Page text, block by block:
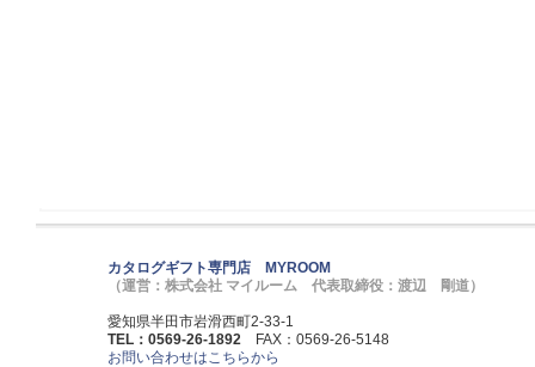
カタログギフト専門店 MYROOM
（運営：株式会社 マイルーム 代表取締役：渡辺 剛道）
愛知県半田市岩滑西町2-33-1
TEL：0569-26-1892 FAX：0569-26-5148
お問い合わせはこちらから